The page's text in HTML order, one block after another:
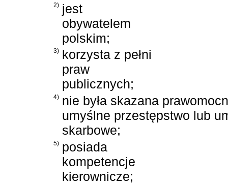
2) jest
obywatelem
polskim;
3) korzysta z pełni
praw
publicznych;
4) nie była skazana
umyślne przestępstwo lub
skarbowe;
5) posiada
kompetencje
kierownicze;